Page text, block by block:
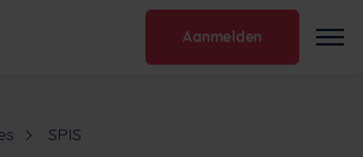
Aanmelden
SPIS